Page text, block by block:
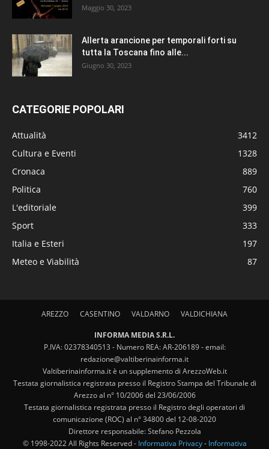
Maggio 30, 2023
Allerta arancione per temporali forti su
tutta la Toscana fino alle...
Giugno 30, 2023
CATEGORIE POPOLARI
Attualità
3412
Cultura e Eventi
1328
Cronaca
889
Politica
760
L'editoriale
399
Sport
333
Italia e Esteri
197
Meteo e Viabilità
87
AREZZO CASENTINO VALDARNO VALDICHIANA
INFORMA MEDIA S.R.L.
P.IVA: 02378340513 - Numero REA: AR-206189 - email:
redazione@valtiberinainforma.it
Valtiberinainforma.it è un supplemento di ArezzoWeb.it
Testata giornalistica registrata presso il Registro Stampa del Tribunale di
Arezzo al n° 10/2006 del 23/06/2006
Testata giornalistica registrata presso il Registro degli operatori di
comunicazione (ROC) al n° 34800 del 12-08-2020
Direttore responsabile: Stefano Pezzola
© 1998-2022 All Rights Reserved - Informativa Privacy- Informativa